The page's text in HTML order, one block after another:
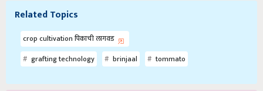
Related Topics
crop cultivation पिकाची लागवड
grafting technology
brinjaal tommato